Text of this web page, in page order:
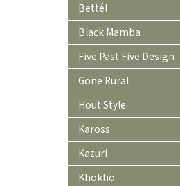
Bettél
Black Mamba
Five Past Five Design
Gone Rural
Hout Style
Kaross
Kazuri
Khokho